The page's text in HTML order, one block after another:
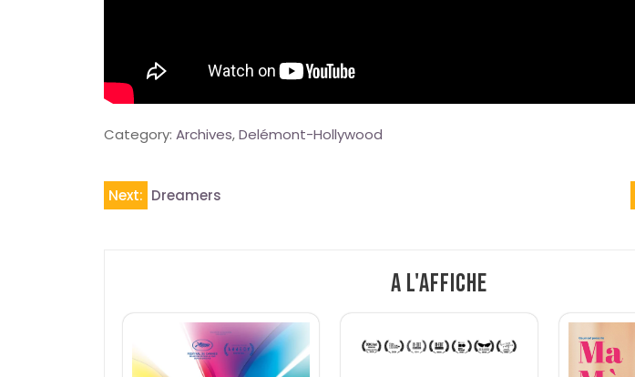
Category: Archives,Delémont-Hollywood
Navigation
Next: Dreamers
A l'affiche